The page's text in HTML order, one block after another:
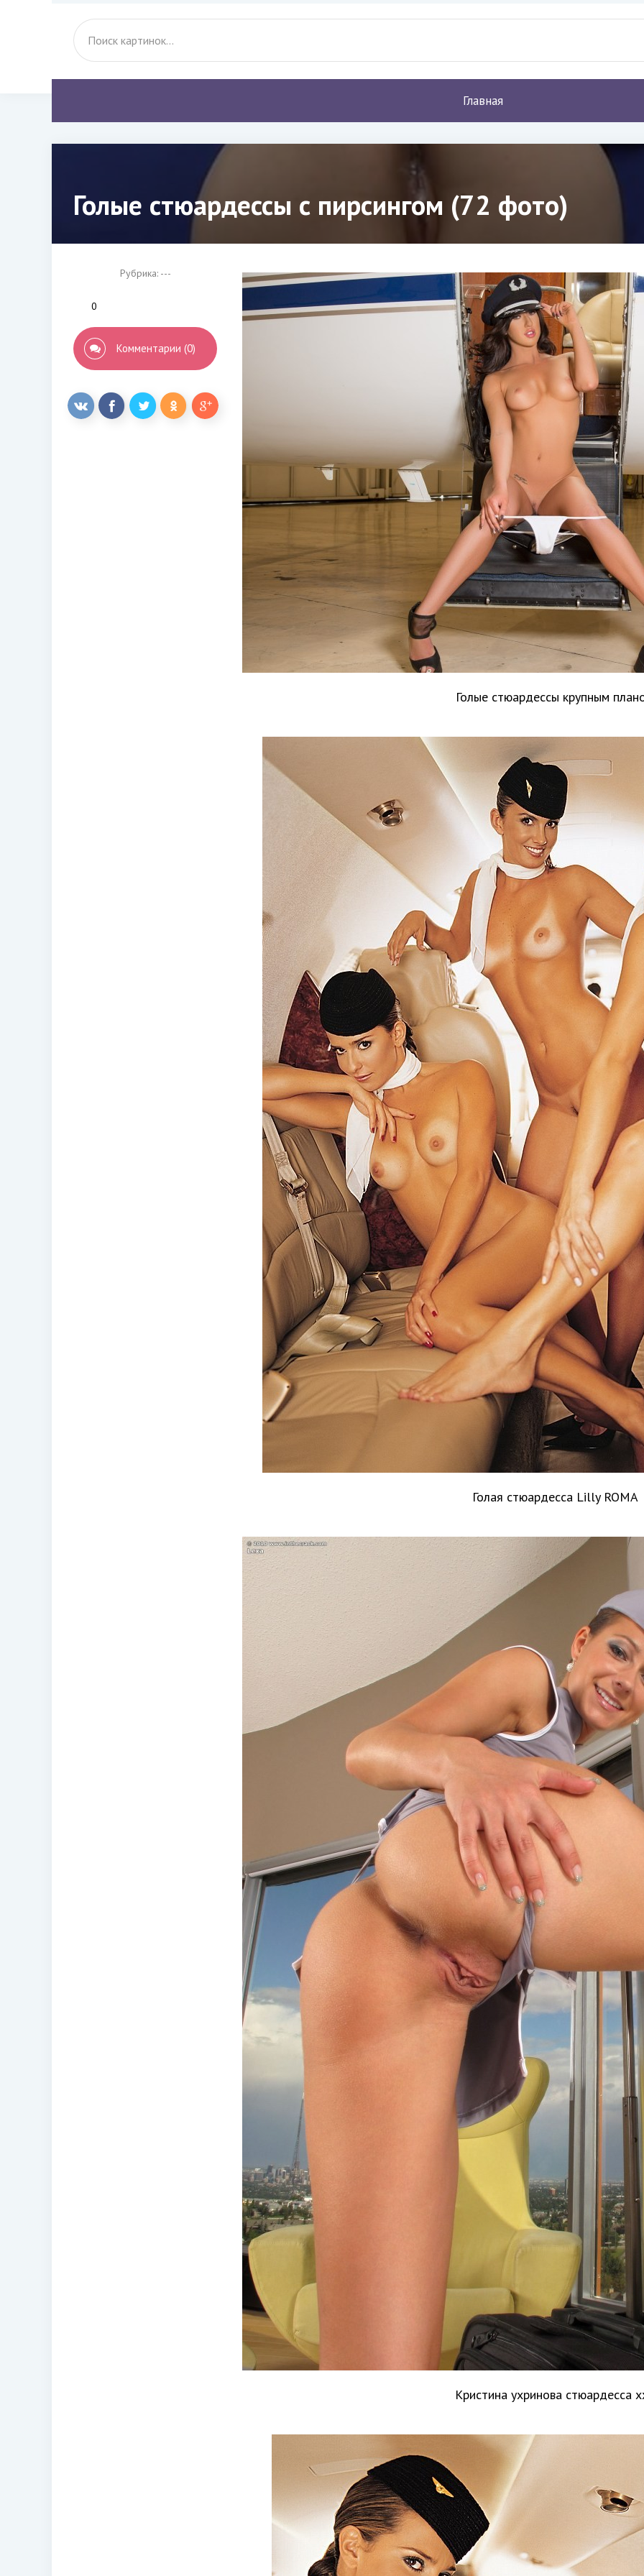
Главная
Голые стюардессы с пирсингом (72 фото)
Рубрика: ---
0
Комментарии (0)
Голые стюардессы крупным
Голая стюардесса Lilly ROMA
Кристина ухринова стюардесса